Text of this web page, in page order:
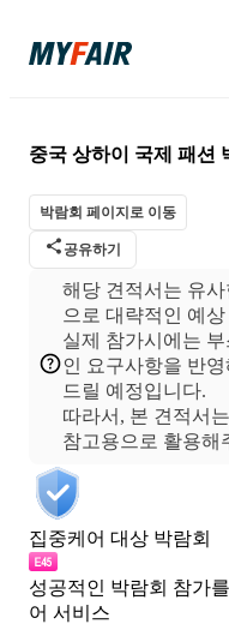
중국 상하이 국제 패션
박람회 페이지로 이동
공유하기
해당 견적서는 유
으로 대략적인 예
실제 참가시에는
인 요구사항을 반
드릴 예정입니다.
따라서, 본 견적서
집중케어 대상 박람회
성공적인 박람회 참가
어 서비스